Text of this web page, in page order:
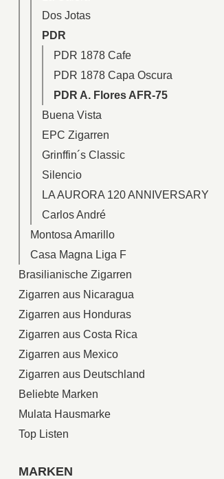
Dos Jotas
PDR
PDR 1878 Cafe
PDR 1878 Capa Oscura
PDR A. Flores AFR-75
Buena Vista
EPC Zigarren
Grinffin´s Classic
Silencio
LA AURORA 120 ANNIVERSARY
Carlos André
Montosa Amarillo
Casa Magna Liga F
Brasilianische Zigarren
Zigarren aus Nicaragua
Zigarren aus Honduras
Zigarren aus Costa Rica
Zigarren aus Mexico
Zigarren aus Deutschland
Beliebte Marken
Mulata Hausmarke
Top Listen
MARKEN